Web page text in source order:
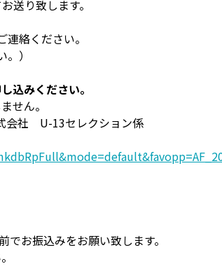
送り致します。
絡ください。
）
込みください。
せん。
会社 U-13セレクション係
お振込みをお願い致します。